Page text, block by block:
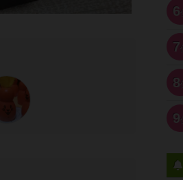
6
7
8
9